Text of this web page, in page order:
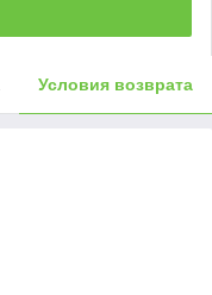
Условия возврата